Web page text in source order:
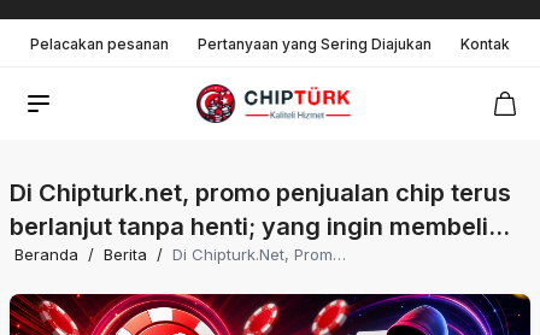
Pelacakan pesanan Pertanyaan yang Sering Diajukan Kontak
Di Chipturk.net, promo penjualan chip terus
berlanjut tanpa henti; yang ingin membeli
chip Zynga Poker bisa mendapat layanan
24/7 tanpa putus.
Beranda / Berita / Di Chipturk.net, Promo Penjualan Chip Terus Berlanjut Tanpa Henti; Yang Ingin Membeli Chip Zynga Poker Bisa Mendapat Layanan 24/7 Tanpa Putus.